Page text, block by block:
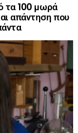
τα 100 μωρά
απάντηση που